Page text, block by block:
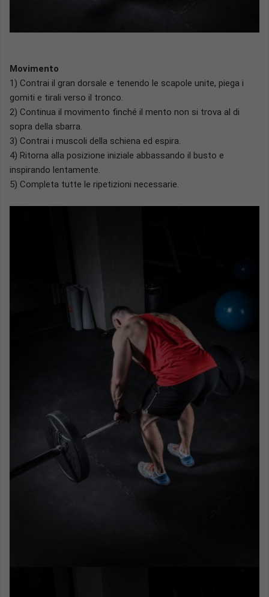
Movimento
1) Contrai il gran dorsale e tenendo le scapole unite, piega i
gomiti e tirali verso il tronco.
2) Continua il movimento finché il mento non si trova al di
sopra della sbarra.
3) Contrai i muscoli della schiena ed espira.
4) Ritorna alla posizione iniziale abbassando il busto e
inspirando lentamente.
5) Completa tutte le ripetizioni necessarie.